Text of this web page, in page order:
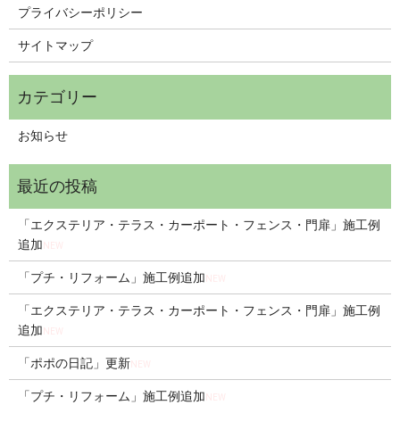
プライバシーポリシー
サイトマップ
お知らせ
「エクステリア・テラス・カーポート・フェンス・門扉」施工例
追加
「プチ・リフォーム」施工例追加
「エクステリア・テラス・カーポート・フェンス・門扉」施工例
追加
「ポポの日記」更新NEW
「プチ・リフォーム」施工例追加